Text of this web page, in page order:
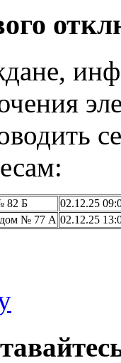
82 Б
02.12.25
дом № 77 А 02.12.25